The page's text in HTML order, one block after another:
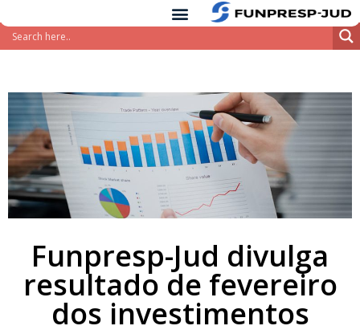
Pular
conteúdo
Funpresp-Jud divulga
resultado de fevereiro
dos investimentos